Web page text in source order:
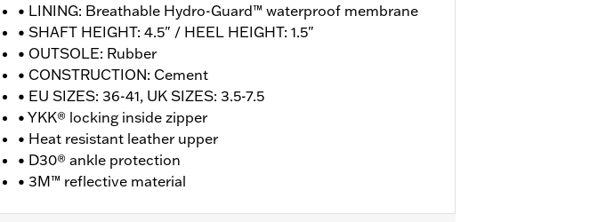
• LINING: Breathable Hydro-Guard™ waterproof membrane
• SHAFT HEIGHT: 4.5" / HEEL HEIGHT: 1.5"
• OUTSOLE: Rubber
• CONSTRUCTION: Cement
• EU SIZES: 36-41, UK SIZES: 3.5-7.5
• YKK® locking inside zipper
• Heat resistant leather upper
• D30® ankle protection
• 3M™ reflective material